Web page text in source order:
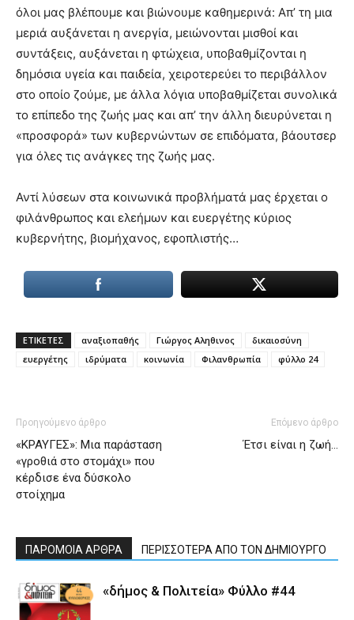
όλοι μας βλέπουμε και βιώνουμε καθημερινά: Απ’ τη μια
μεριά αυξάνεται η ανεργία, μειώνονται μισθοί και
συντάξεις, αυξάνεται η φτώχεια, υποβαθμίζονται η
δημόσια υγεία και παιδεία, χειροτερεύει το περιβάλλον
στο οποίο ζούμε, με άλλα λόγια υποβαθμίζεται συνολικά
το επίπεδο της ζωής μας και απ’ την άλλη διευρύνεται η
«προσφορά» των κυβερνώντων σε επιδόματα, βάουτσερ
για όλες τις ανάγκες της ζωής μας.
Αντί λύσεων στα κοινωνικά προβλήματά μας έρχεται ο
φιλάνθρωπος και ελεήμων και ευεργέτης κύριος
κυβερνήτης, βιομήχανος, εφοπλιστής…
ΕΤΙΚΕΤΕΣ αναξιοπαθής Γιώργος Αληθινος
δικαιοσύνη
ευεργέτης
ιδρύματα κοινωνία Φιλανθρωπία φύλλο 24
Προηγούμενο άρθρο
«ΚΡΑΥΓΕΣ»: Μια παράσταση
«γροθιά στο στομάχι» που
κέρδισε ένα δύσκολο
στοίχημα
Επόμενο άρθρο
Έτσι είναι η ζωή…
ΠΑΡΟΜΟΙΑ ΑΡΘΡΑ ΠΕΡΙΣΣΟΤΕΡΑ ΑΠΟ ΤΟΝ ΔΗΜΙΟΥΡΓΟ
«δήμος & Πολιτεία» Φύλλο #44